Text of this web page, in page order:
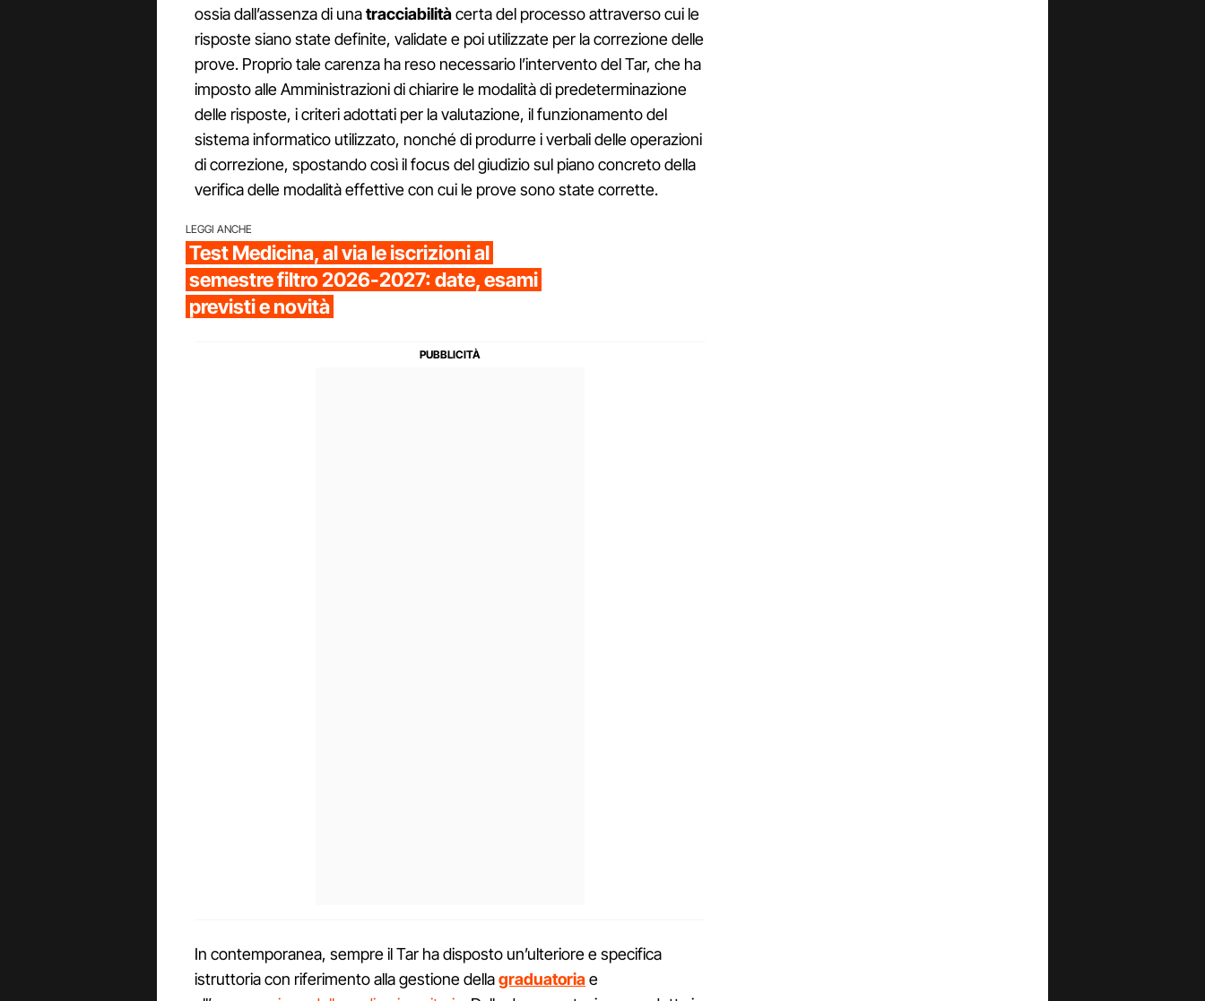
ossia dall’assenza di unatracciabilitàcerta del processo attraverso cui le
risposte siano state definite, validate e poi utilizzate per la correzione delle
prove. Proprio tale carenza ha reso necessario l’intervento del Tar, che ha
imposto alle Amministrazioni di chiarire le modalità di predeterminazione
delle risposte, i criteri adottati per la valutazione, il funzionamento del
sistema informatico utilizzato, nonché di produrre i verbali delle operazioni
di correzione, spostando così il focus del giudizio sul piano concreto della
verifica delle modalità effettive con cui le prove sono state corrette.
LEGGI ANCHE
Test Medicina, al via le iscrizioni al
semestre filtro 2026-2027: date, esami
previsti e novità
In contemporanea, sempre il Tar ha disposto un’ulteriore e specifica
istruttoria con riferimento alla gestione dellagraduatoriae